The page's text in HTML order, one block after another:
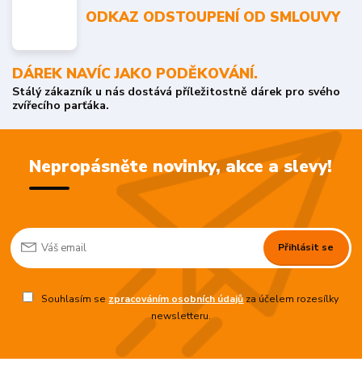
ODKAZ ODSTOUPENÍ OD SMLOUVY
DÁREK NAVÍC JAKO PODĚKOVÁNÍ.
Stálý zákazník u nás dostává příležitostně dárek pro svého
zvířecího parťáka.
Nepropásněte novinky, akce a slevy!
Přihlásit se
Souhlasím se zpracováním osobních údajůza účelem rozesílky
newsletteru.